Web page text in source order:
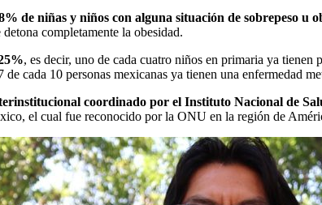
de niñas y niños con alguna situación de sobrepeso u
completamente la obesidad.
, es decir, uno de cada cuatro niños en primaria ya tienen
cada 10 personas mexicanas ya tienen una enfermedad
coordinado por el Instituto Nacional de
el cual fue reconocido por la ONU en la región de